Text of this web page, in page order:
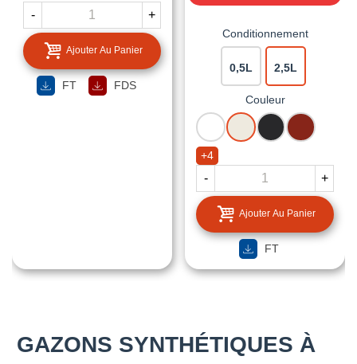
- +
Ajouter Au Panier
FT FDS
Conditionnement
0,5L 2,5L
Couleur
BLANC BLANC
CREME
NOIR
MAT
ROUGE
BASQUE
+4
- +
Ajouter Au Panier
FT
GAZONS SYNTHÉTIQUES À